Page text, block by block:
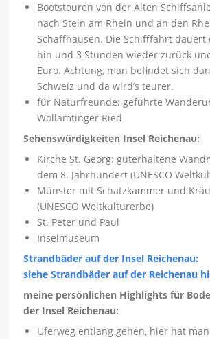
Bootstouren von der Alten
nach Stein am Rhein und an den
Schaffhausen. Die Schifffahrt dauert
hin und 3 Stunden wieder zurück
Euro. Achtung, man befindet sich
Schweiz und da wird’s teurer.
für Naturfreunde: geführte
Wollamtinger Ried
Sehenswürdigkeiten Insel Reichenau:
Kirche St. Georg: guterhaltene
dem 8. Jahrhundert (UNESCO
Münster mit Schatzkammer und
(UNESCO Weltkulturerbe)
St. Peter und Paul
Inselmuseum
Strandbäder auf der Insel Reichenau:
siehe Strandbäder auf der Reichenau
meine persönlichen Highlights für
der Insel Reichenau:
Uferweg entlang gehen, hier hat